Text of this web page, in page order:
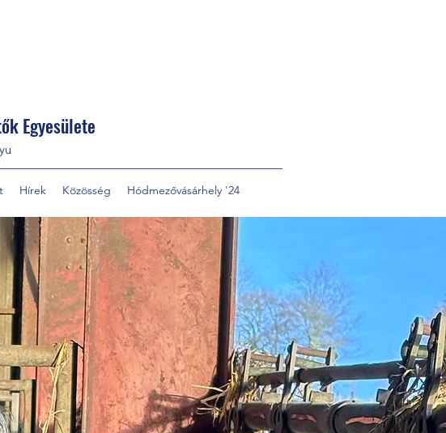
Egyesülete
Hírek Közösség Hódmezővásárhely '24